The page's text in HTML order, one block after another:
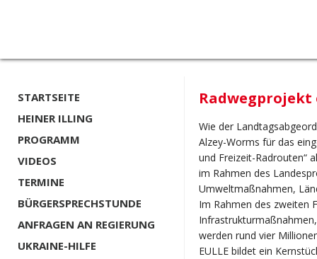
STARTSEITE
HEINER ILLING
PROGRAMM
VIDEOS
TERMINE
BÜRGERSPRECHSTUNDE
ANFRAGEN AN REGIERUNG
UKRAINE-HILFE
Wie der
Alzey-Worms für das
und Freizeit-Radrouten“
im Rahmen des
Umweltmaßnahmen,
Im Rahmen des zweiten
werden rund vier
EULLE bildet ein